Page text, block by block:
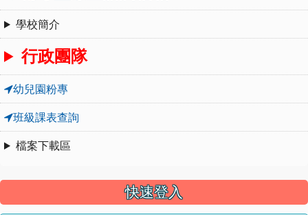
學校簡介
行政團隊
幼兒園粉專
班級課表查詢
檔案下載區
快速登入